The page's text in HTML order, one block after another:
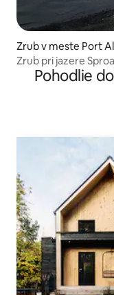
Zrub v meste Port
Zrub pri jazere
Pohodlie